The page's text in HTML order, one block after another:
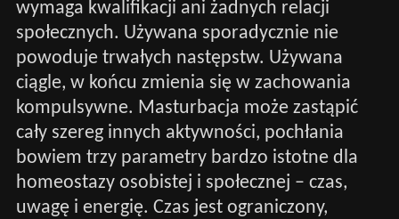
wymaga kwalifikacji ani żadnych relacji
społecznych. Używana sporadycznie nie
powoduje trwałych następstw. Używana
ciągle, w końcu zmienia się w zachowania
kompulsywne. Masturbacja może zastąpić
cały szereg innych aktywności, pochłania
bowiem trzy parametry bardzo istotne dla
homeostazy osobistej i społecznej – czas,
uwagę i energię. Czas jest ograniczony,